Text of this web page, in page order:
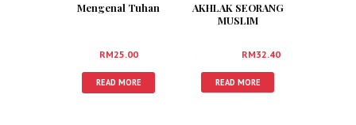
Mengenal Tuhan
RM25.00
READ MORE
AKHLAK SEORANG
MUSLIM
RM32.40
READ MORE